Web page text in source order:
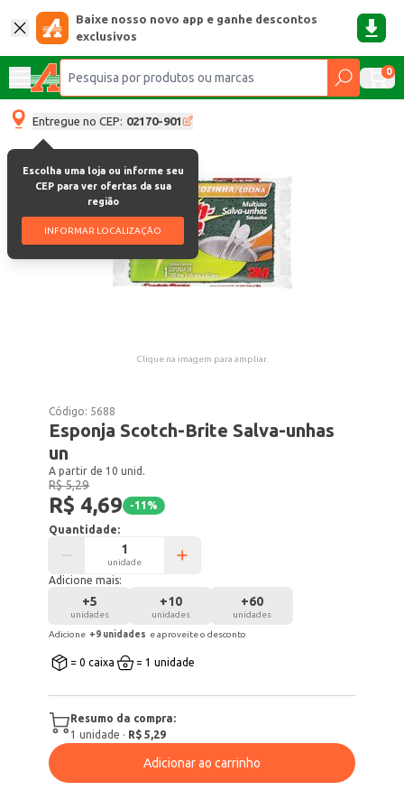
Baixe nosso novo app e ganhe descontos
exclusivos
0
Entregue no CEP: 02170-901
Escolha uma loja ou informe seu
CEP para ver ofertas da sua
região
INFORMAR LOCALIZAÇÃO
Clique na imagem para ampliar.
Código: 5688
Esponja Scotch-Brite Salva-unhas
un
A partir de 10 unid.
R$ 5,29
R$ 4,69 -11 %
Quantidade:
unidade
Adicione mais:
+5
unidades
+10
unidades
+60
unidades
Adicione +9 unidades e aproveite o desconto
= 0 caixa = 1 unidade
Resumo da compra:
1 unidade · R$ 5,29
Adicionar ao carrinho